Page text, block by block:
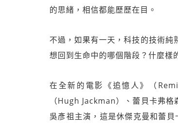
的思緒，相信都能歷歷在目。
不過，如果有一天，科技的技術
想回到生命中的哪個階段？什麼樣
在全新的電影《追憶人》（
（Hugh Jackman）、蕾貝卡弗
吳彥祖主演，這是休傑克曼和蕾